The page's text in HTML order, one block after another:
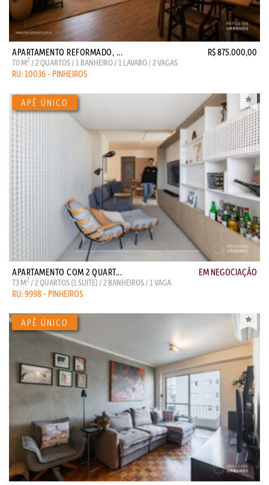
APARTAMENTO REFORMADO, ... R$ 875.000,00
70 M2 / 2 QUARTOS / 1 BANHEIRO / 1 LAVABO / 2 VAGAS
RU: 10036 - PINHEIROS
APARTAMENTO COM 2 QUART... EM NEGOCIAÇÃO
73 M2 / 2 QUARTOS (1 SUITE) / 2 BANHEIROS / 1 VAGA
RU: 9998 - PINHEIROS